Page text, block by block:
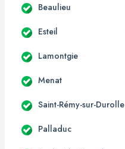
Beaulieu
Esteil
Lamontgie
Menat
Saint-Rémy-sur-Durolle
Palladuc